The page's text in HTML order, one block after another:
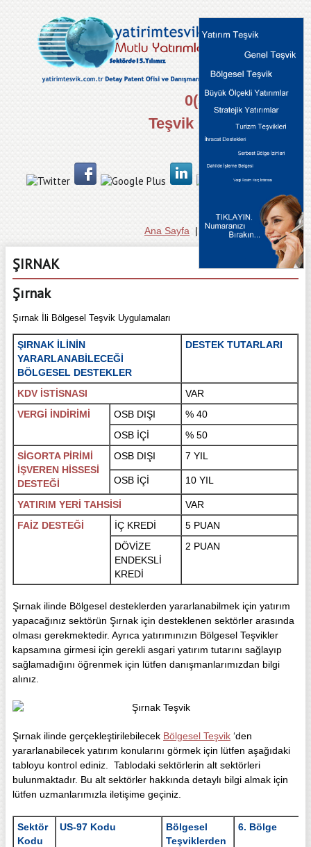
0(312) 434 44 00
Teşvik Danışma Hattı
Ana Sayfa | Hakkımızda |İletişim
ŞIRNAK
Şırnak
Şırnak İli Bölgesel Teşvik Uygulamaları
ŞIRNAK İLİNİN
YARARLANABİLECEĞİ
BÖLGESEL DESTEKLER
DESTEK TUTARLARI
KDV İSTİSNASI
VAR
VERGİ İNDİRİMİ
OSB DIŞI
% 40
OSB İÇİ
% 50
SİGORTA PİRİMİ
İŞVEREN HİSSESİ
DESTEĞİ
OSB DIŞI 7 YIL
OSB İÇİ 10 YIL
YATIRIM YERİ TAHSİSİ
VAR
FAİZ DESTEĞİ
İÇ KREDİ
5 PUAN
DÖVİZE
ENDEKSLİ
KREDİ
2 PUAN
Şırnak ilinde Bölgesel desteklerden yararlanabilmek için yatırım
yapacağınız sektörün Şırnak için desteklenen sektörler arasında
olması gerekmektedir. Ayrıca yatırımınızın Bölgesel Teşvikler
kapsamına girmesi için gerekli asgari yatırım tutarını sağlayıp
sağlamadığını öğrenmek için lütfen danışmanlarımızdan bilgi
alınız.
Şırnak ilinde gerçekleştirilebilecek Bölgesel Teşvik ‘den
yararlanabilecek yatırım konularını görmek için lütfen aşağıdaki
tabloyu kontrol ediniz. Tablodaki sektörlerin alt sektörleri
bulunmaktadır. Bu alt sektörler hakkında detaylı bilgi almak için
lütfen uzmanlarımızla iletişime geçiniz.
Sektör
Kodu
US-97 Kodu
Bölgesel
Teşviklerden
6. Bölge